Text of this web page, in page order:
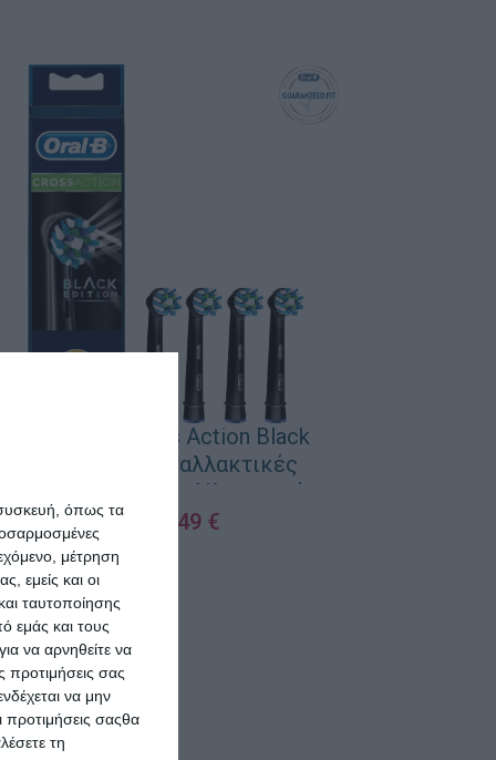
όπως τα
μέτρηση
εμείς και οι
ταυτοποίησης
εμάς και τους
να αρνηθείτε να
προτιμήσεις σας
να μην
προτιμήσεις σαςθα
τη
Oral-B Cross Action Black
Edition Ανταλλακτικές
Κεφαλές για Ηλεκτρική
Οδοντόβουρτσα 4τμχ
13,49 €
ΠΡΟΣΘΉΚΗ ΣΤΟ ΚΑΛΆΘΙ